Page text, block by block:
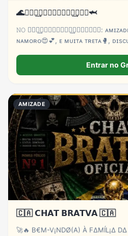
🌊𝚫𝐓𝐋͢𝐀𝐍𝐓𝐈𝐂↯𝐂𝐇͢𝚫𝐓᭄🦈
𝙽𝙾 𝚫𝐓𝐋͢𝐀𝐍𝐓𝐈𝐂↯𝐂𝐇͢𝚫𝐓᭄𝙿𝙾𝙳𝙴: ᴀᴍɪᴢᴀᴅᴇ😏👥, ᴢᴏᴇɪʀᴀ👻🤡, ᴡᴇʙ
ɴᴀᴍᴏʀᴏ😍💕, ᴇ ᴍᴜɪᴛᴀ ᴛʀᴇᴛᴀ🥊,
Entrar no
AMIZADE
🇨🇦 𝗖𝗛𝗔𝗧 𝗕𝗥𝗔𝗧𝗩𝗔 🇨🇦
🚀🔥 B€M-V¡NDØ(A) À FΔMÍL¡Δ DΔ